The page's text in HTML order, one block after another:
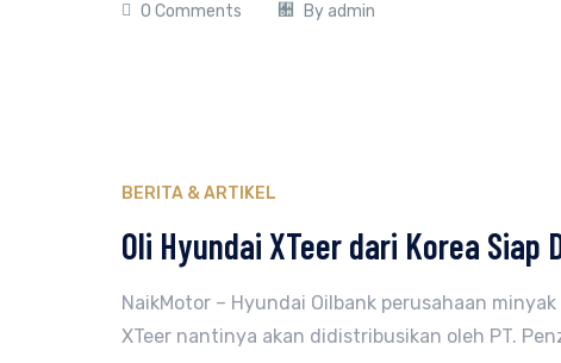
0 Comments Byadmin
BERITA & ARTIKEL
Oli Hyundai XTeer dari Korea
NaikMotor – Hyundai Oilbank perusahaan
XTeer nantinya akan didistribusikan oleh PT.